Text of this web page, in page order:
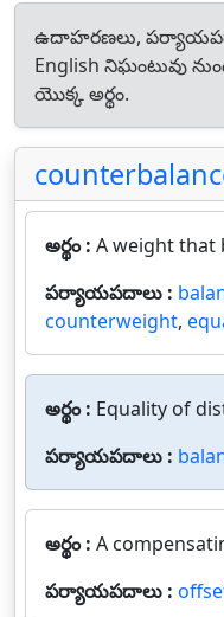
ఉదాహరణలు,
English నిఘంటువు
యొక్క అర్థం.
అర్థం : A weight that
పర్యాయపదాలు :
counterweight,
అర్థం : Equality of
పర్యాయపదాలు :
అర్థం : A
పర్యాయపదాలు :